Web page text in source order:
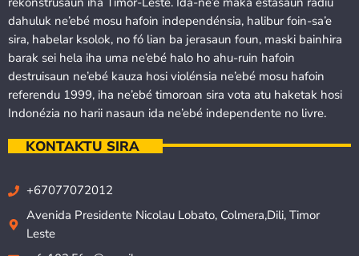
dahuluk ne’ebé mosu hafoin independénsia, halibur foin-sa’e
sira, habelar ksolok, no fó lian ba jerasaun foun, maski bainhira
barak sei hela iha uma ne’ebé halo ho ahu-ruin hafoin
destruisaun ne’ebé kauza hosi violénsia ne’ebé mosu hafoin
referendu 1999, iha ne’ebé timoroan sira vota atu haketak hosi
Indonézia no harii nasaun ida ne’ebé independente no livre.
KONTAKTU SIRA
+67077072012
Avenida Presidente Nicolau Lobato, Colmera,Dili, Timor
Leste